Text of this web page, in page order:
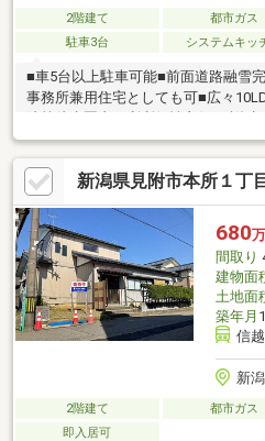
2階建て 都市ガス
駐車3台
システムキッ
■車5台以上駐車可能■前面道路融雪
事務所兼用住宅としても可■広々
新潟県見附市本所１丁
680
間取り
建物面
土地面
築年月
信
新
2階建て 都市ガス
即入居可